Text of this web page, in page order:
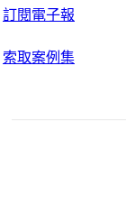
訂閱電子報
索取案例集